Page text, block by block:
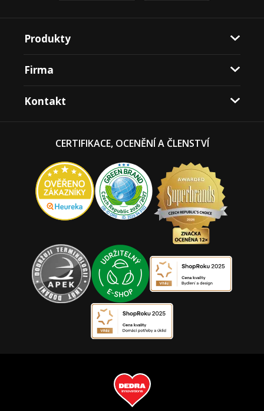
Produkty
Firma
Kontakt
CERTIFIKACE, OCENĚNÍ A ČLENSTVÍ